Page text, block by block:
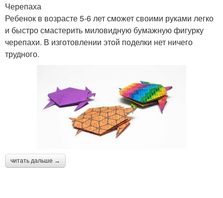
Черепаха
Ребенок в возрасте 5-6 лет сможет своими руками легко
и быстро смастерить миловидную бумажную фигурку
черепахи. В изготовлении этой поделки нет ничего
трудного.
читать дальше →